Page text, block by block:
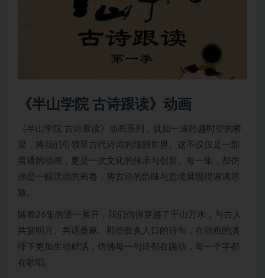
《半山学院 古诗跟读》动画
《半山学院 古诗跟读》动画系列，犹如一道跨越时空的桥
梁，将我们引领至古代诗词的瑰丽世界。这不仅仅是一部
普通的动画，更是一次文化的传承与创新。每一集，都仿
佛是一幅流动的画卷，将古诗的韵味与意境展现得淋漓尽
致。
随着26集的逐一展开，我们仿佛穿越了千山万水，与古人
共赏明月、共话桑麻。那些脍炙人口的诗句，在动画的演
绎下更加生动鲜活，仿佛每一句诗都在跳动，每一个字都
在歌唱。